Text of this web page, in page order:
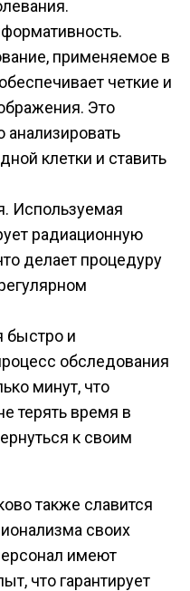
применяемое в
четкие и
Это
анализировать
клетки и ставить
Используемая
радиационную
делает процедуру
быстро и
обследования
минут, что
терять время в
к своим
также славится
своих
имеют
что гарантирует